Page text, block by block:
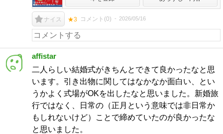
ナイス ★3 コメント(0) 2026/05/16
affistar
二人らしい結婚式がきちんとできて良かったなと思
います。引き出物に関してはなかなか面白い、とい
うかよく式場がOKを出したなと思いました。新婚旅
行ではなく、日常の（正月という意味では非日常か
もしれないけど）ことで締めていたのが良かったな
と思いました。